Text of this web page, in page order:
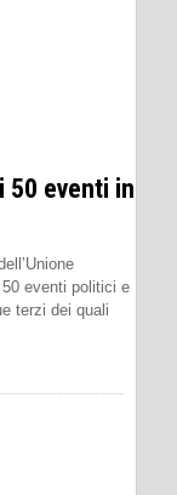
50 eventi in
eventi politici e
terzi dei quali